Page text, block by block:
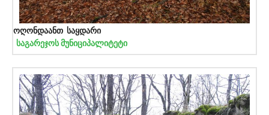
ოღონდაანთ საყდარი
საგარეჯოს მუნიციპალიტეტი